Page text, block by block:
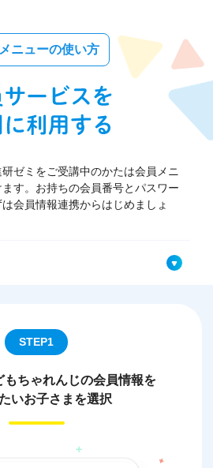
ニューの使い方
ゼミをご受講中のかたは会員メニ
す。お持ちの会員番号とパスワー
会員情報連携からはじめましょ
STEP1
もちゃれんじの会員情報を
いお子さまを選択